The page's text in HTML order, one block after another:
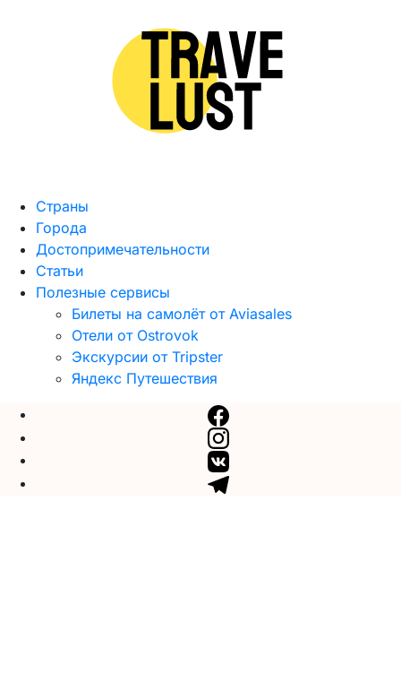
Страны
Города
Достопримечательности
Статьи
Полезные сервисы
Билеты на самолёт от Aviasales
Отели от Ostrovok
Экскурсии от Tripster
Яндекс Путешествия